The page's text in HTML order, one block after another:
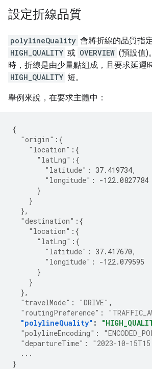
設定折線品質
polylineQuality 會將折線的品質指
HIGH_QUALITY 或 OVERVIEW (預設值)
時，折線是由少量點組成，且要求延遲
HIGH_QUALITY 短。
舉例來說，在要求主體中：
{
"origin" :{
"location" :{
"latLng" :{
"latitude" : 37.419734,
"longitude" :
-122.0827784
}
}
},
"destination" :{
"location" :{
"latLng" :{
"latitude" : 37.417670,
"longitude" :
-122.079595
}
}
},
"travelMode" : "DRIVE" ,
"routingPreference" :
"polylineQuality" :
"polylineEncoding" :
"departureTime" : "2023-10-
...
}